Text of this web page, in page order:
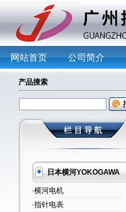
网站首页 公司简介
产品搜索
日本横河YOKOGAWA
·横河电机
·指针电表